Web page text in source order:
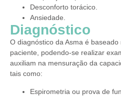
Desconforto torácico.
Ansiedade.
Diagnóstico
O diagnóstico da Asma é
paciente, podendo-se realizar
auxiliam na mensuração da
tais como:
Espirometria ou prova de